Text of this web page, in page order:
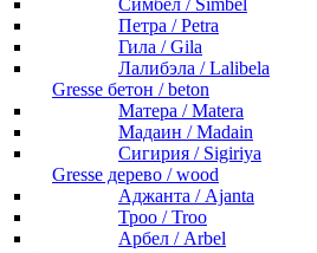
Симбел / Simbel
Петра / Petra
Гила / Gila
Лалибэла / Lalibela
Gresse бетон / beton
Матера / Matera
Мадаин / Madain
Сигирия / Sigiriya
Gresse дерево / wood
Аджанта / Ajanta
Троо / Troo
Арбел / Arbel